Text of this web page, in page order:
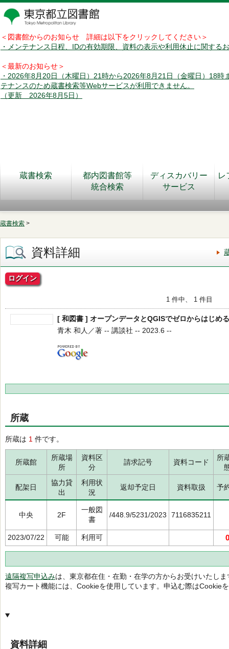
＜図書館からのお知らせ 詳細は以下をクリックしてください＞
・メンテナンス日程、IDの有効期限、資料の表示や利用休止に関する
＜最新のお知らせ＞
・2026年8月20日（木曜日）21時から2026年8月21日（金曜日）18時
テナンスのため蔵書検索等Webサービスが利用できません。
（更新 2026年8月5日）
蔵書検索
都内図書館等
統合検索
ディスカバリー
サービス
レ
蔵書検索 >
資料詳細
ログイン
1 件中、 1 件目
[ 和図書 ] オープンデータとQGISでゼロからはじめ
青木 和人／著 -- 講談社 -- 2023.6 --
所蔵
所蔵は 1 件です。
所蔵館
所蔵場
所
資料区
分
請求記号 資料コード
所
配架日
協力貸
出
利用状
況
返却予定日 資料取扱 予
中央 2F
一般図
書
/448.9/5231/2023 7116835211
2023/07/22 可能 利用可 0
遠隔複写申込みは、東京都在住・在勤・在学の方からお受けいたしま
複写カート機能には、Cookieを使用しています。申込む際はCookie
資料詳細